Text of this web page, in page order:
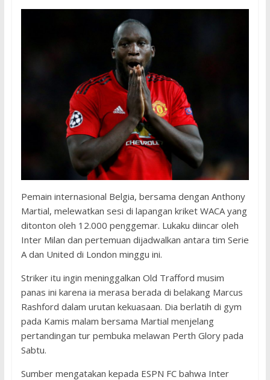
Pemain internasional Belgia, bersama dengan Anthony
Martial, melewatkan sesi di lapangan kriket WACA yang
ditonton oleh 12.000 penggemar. Lukaku diincar oleh
Inter Milan dan pertemuan dijadwalkan antara tim Serie
A dan United di London minggu ini.
Striker itu ingin meninggalkan Old Trafford musim
panas ini karena ia merasa berada di belakang Marcus
Rashford dalam urutan kekuasaan. Dia berlatih di gym
pada Kamis malam bersama Martial menjelang
pertandingan tur pembuka melawan Perth Glory pada
Sabtu.
Sumber mengatakan kepada ESPN FC bahwa Inter